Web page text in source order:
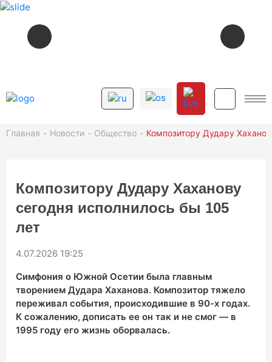
ЖИЗНЬ, СТАВШАЯ ЛЕГЕНДОЙ 12+
23:15 ДОРОГОЙ МИЛОСЕРДИЯ 12+
ТВ ПРОГРАММА
Главная Новости Общество Композитору Дудару
Композитору Дудару Хаханову
сегодня исполнилось бы 105
лет
4.07.2026 19:25
Симфония о Южной Осетии была главным
творением Дудара Хаханова. Композитор тяжело
переживал события, происходившие в 90-х годах.
К сожалению, дописать ее он так и не смог — в
1995 году его жизнь оборвалась.